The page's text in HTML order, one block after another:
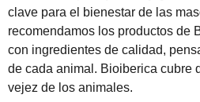
clave para el bienestar de las
recomendamos los productos de
con ingredientes de calidad,
de cada animal. Bioiberica cubre
vejez de los animales.